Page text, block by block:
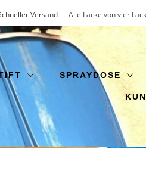
Versand Alle Lacke von vier
SPRAYDOSE